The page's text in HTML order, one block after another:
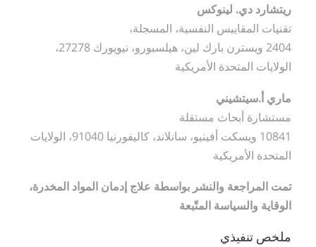
ريتشارد دي. لينوكس
تقنيات المقاييس النفسية، المسجلة،
2404 ويسترن بارك لين، هيلسبورو، نيويورك 27278،
الولايات المتحدة الأمريكية
ماري أ.سيتشيني
مستشارة أبحاث مستقلة
10841 ويسكت أفينيو، سانلاند، كاليفورنيا 91040، الولايات
المتحدة الأمريكية
تمت المراجعة والنشر بواسطة علاج إدمان المواد المخدرة،
الوقاية والسياسة المتّبعة
ملخص تنفيذي